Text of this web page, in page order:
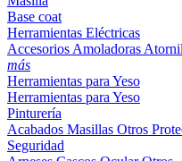
Base coat
Herramientas Eléctricas
Accesorios Amoladoras
más
Herramientas para Yeso
Herramientas para Yeso
Pinturería
Acabados Masillas Otros
Seguridad